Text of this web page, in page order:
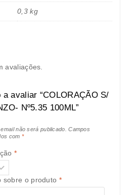
0,3 kg
avaliações.
avaliar “COLORAÇÃO S/
Nº5.35 100ML”
não será publicado.
Campos
com *
*
sobre o produto *